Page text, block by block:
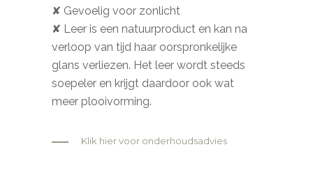
✘ Gevoelig voor zonlicht
✘ Leer is een natuurproduct en kan na
verloop van tijd haar oorspronkelijke
glans verliezen. Het leer wordt steeds
soepeler en krijgt daardoor ook wat
meer plooivorming.
Klik hier voor onderhoudsadvies